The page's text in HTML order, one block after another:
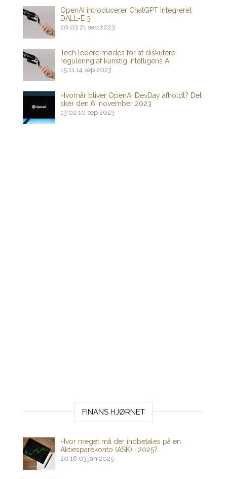
OpenAI introducerer ChatGPT integreret
DALL-E 3
20:03 21 sep 2023
Tech ledere mødes for at diskutere
regulering af kunstig intelligens AI
15:11 14 sep 2023
Hvornår bliver OpenAI DevDay afholdt? Det
sker den 6. november 2023
13:02 10 sep 2023
FINANS HJØRNET
Hvor meget må der indbetales på en
Aktiesparekonto (ASK) i 2025?
20:18 03 jan 2025